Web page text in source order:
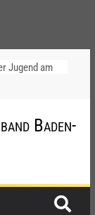
Jugend am
Baden-